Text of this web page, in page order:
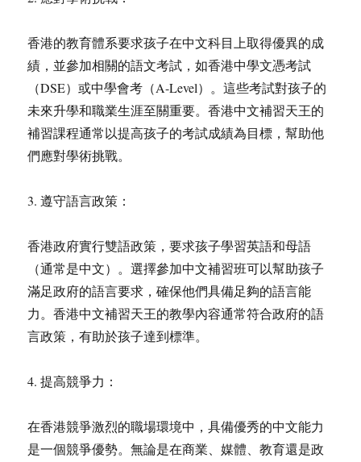
香港的教育體系要求孩子在中文科目上取得優異的成
績，並參加相關的語文考試，如香港中學文憑考試
（DSE）或中學會考（A-Level）。這些考試對孩子的
未來升學和職業生涯至關重要。香港中文補習天王的
補習課程通常以提高孩子的考試成績為目標，幫助他
們應對學術挑戰。
3. 遵守語言政策：
香港政府實行雙語政策，要求孩子學習英語和母語
（通常是中文）。選擇參加中文補習班可以幫助孩子
滿足政府的語言要求，確保他們具備足夠的語言能
力。香港中文補習天王的教學內容通常符合政府的語
言政策，有助於孩子達到標準。
4. 提高競爭力：
在香港競爭激烈的職場環境中，具備優秀的中文能力
是一個競爭優勢。無論是在商業、媒體、教育還是政